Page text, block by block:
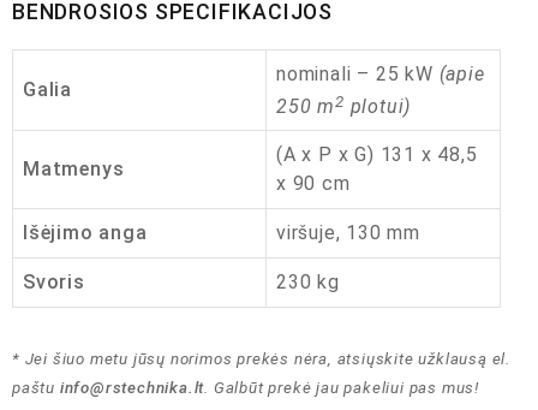
BENDROSIOS SPECIFIKACIJOS
Galia
nominali – 25 kW (apie
250 m 2 plotui)
Matmenys
(A x P x G) 131 x 48,5
x 90 cm
Išėjimo anga viršuje, 130 mm
Svoris 230 kg
* Jei šiuo metu jūsų norimos prekės nėra, atsiųskite užklausą el.
paštu info@rstechnika.lt. Galbūt prekė jau pakeliui pas mus!